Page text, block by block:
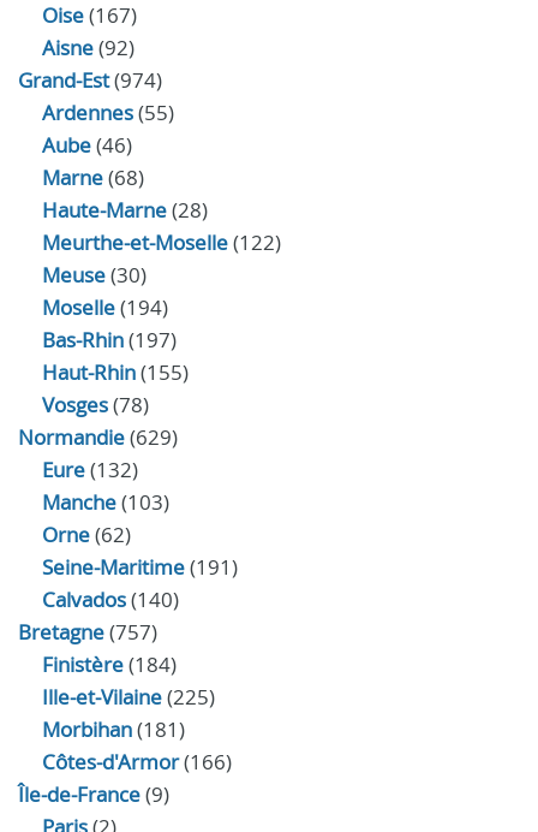
Oise(167)
Aisne(92)
Grand-Est(974)
Ardennes(55)
Aube(46)
Marne(68)
Haute-Marne(28)
Meurthe-et-Moselle(122)
Meuse(30)
Moselle(194)
Bas-Rhin(197)
Haut-Rhin(155)
Vosges(78)
Normandie(629)
Eure(132)
Manche(103)
Orne(62)
Seine-Maritime(191)
Calvados(140)
Bretagne(757)
Finistère(184)
Ille-et-Vilaine(225)
Morbihan(181)
Côtes-d'Armor(166)
Île-de-France(9)